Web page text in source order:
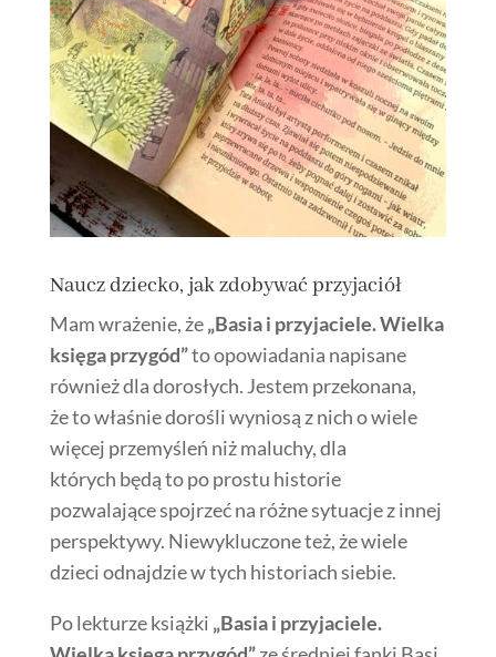
Naucz dziecko, jak zdobywać przyjaciół
Mam wrażenie, że„Basia i przyjaciele. Wielka
księga przygód”to opowiadania napisane
również dla dorosłych. Jestem przekonana,
że to właśnie dorośli wyniosą z nich o wiele
więcej przemyśleń niż maluchy, dla
których będą to po prostu historie
pozwalające spojrzeć na różne sytuacje z innej
perspektywy. Niewykluczone też, że wiele
dzieci odnajdzie w tych historiach siebie.
Po lekturze książki „Basia i przyjaciele.